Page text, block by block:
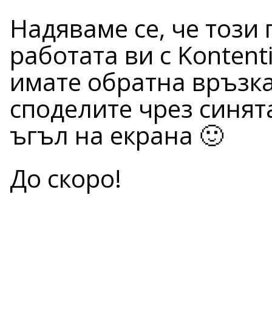
Надяваме се, че
работата ви с
имате обратна
споделите чрез
ъгъл на екрана 🙂
До скоро!